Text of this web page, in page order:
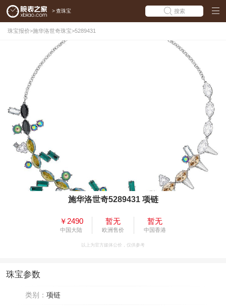
> 查珠宝 搜索
珠宝报价>施华洛世奇珠宝>5289431
施华洛世奇5289431 项链
￥2490
中国大陆
暂无
欧洲售价
暂无
中国香港
以上为官方媒体公价，仅供参考
珠宝参数
类别： 项链